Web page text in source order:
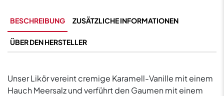
BESCHREIBUNG ZUSÄTZLICHE INFORMATIONEN
ÜBER DEN HERSTELLER
Unser Likör vereint cremige Karamell-Vanille mit einem
Hauch Meersalz und verführt den Gaumen mit einem